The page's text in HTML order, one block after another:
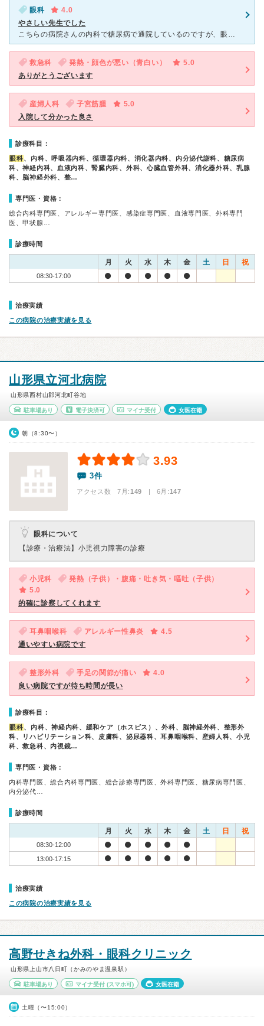
眼科
4.0
やさしい先生でした
こちらの病院さんの内科で糖尿病で通院しているのですが、眼科も一度見て頂いた方がよいとのことで紹介されて受診しました。 患者さんは一見して２０名くらいいて、年配の方が多い印象でした。 検査機器は結構
救急科 発熱・顔色が悪い（青白い）
5.0
ありがとうございます
産婦人科 子宮筋腫
5.0
入院して分かった良さ
診療科目：
眼科、内科、呼吸器内科、循環器内科、消化器内科、内分泌代謝科、糖尿病
科、神経内科、血液内科、腎臓内科、外科、心臓血管外科、消化器外科、乳腺
科、脳神経外科、整…
専門医・資格：
総合内科専門医、アレルギー専門医、感染症専門医、血液専門医、外科専門
医、甲状腺…
診療時間
月 火 水 木 金 土 日 祝
08:30-17:00
治療実績
この病院の治療実績を見る
山形県立河北病院
山形県西村山郡河北町谷地
駐車場あり 電子決済可 マイナ受付 女医在籍
朝（8:30〜）
3.93
3件
アクセス数 7月:149 | 6月:147
眼科について
【診療・治療法】 小児視力障害の診療
小児科
発熱（子供）・腹痛・吐き気・嘔吐（子供）
5.0
的確に診察してくれます
耳鼻咽喉科 アレルギー性鼻炎
4.5
通いやすい病院です
整形外科 手足の関節が痛い
4.0
良い病院ですが待ち時間が長い
診療科目：
眼科、内科、神経内科、緩和ケア（ホスピス）、外科、脳神経外科、整形外
科、リハビリテーション科、皮膚科、泌尿器科、耳鼻咽喉科、産婦人科、小児
科、救急科、内視鏡…
専門医・資格：
内科専門医、総合内科専門医、総合診療専門医、外科専門医、糖尿病専門医、
内分泌代…
診療時間
月 火 水 木 金 土 日 祝
08:30-12:00
13:00-17:15
治療実績
この病院の治療実績を見る
高野せきね外科・眼科クリニック
山形県上山市八日町（かみのやま温泉駅）
駐車場あり マイナ受付(スマホ可) 女医在籍
土曜（〜15:00）